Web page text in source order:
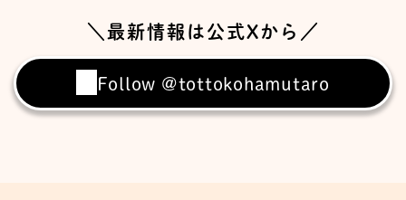
＼最新情報は公式Xから／
Follow @tottokohamutaro